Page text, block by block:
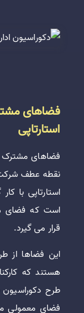
فضاهای
استارتاپی
فضاهای مشترک
نقطه عطف شرکت
استارتاپی با
است که فضای
قرار می گیرد.
این فضاها از
هستند که
طرح
فضای معمولی